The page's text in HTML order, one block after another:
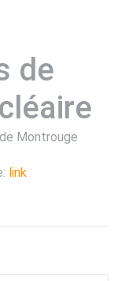
de
Montrouge
link